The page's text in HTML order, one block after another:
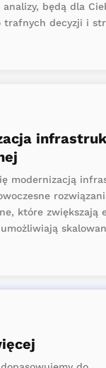
analizy, będą dla
trafnych decyzji i
modernizacją
które zwiększają